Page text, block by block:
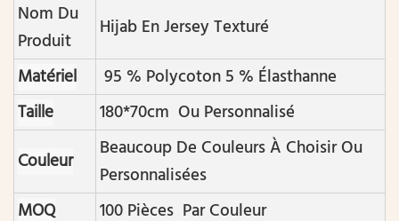
Nom Du
Produit
Hijab En Jersey Texturé
Matériel
95 % Polycoton 5 % Élasthanne
Taille
180*70cm Ou Personnalisé
Couleur
Beaucoup De Couleurs À Choisir Ou
Personnalisées
MOQ
100 Pièces Par Couleur